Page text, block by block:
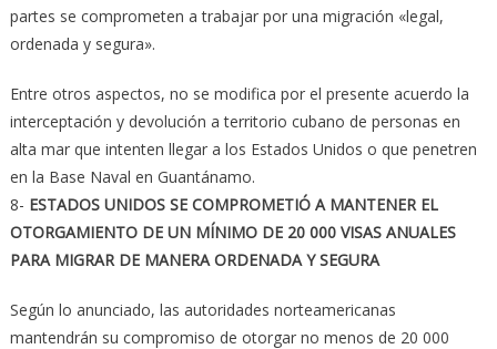
partes se comprometen a trabajar por una migración «legal,
ordenada y segura».
Entre otros aspectos, no se modifica por el presente acuerdo la
interceptación y devolución a territorio cubano de personas en
alta mar que intenten llegar a los Estados Unidos o que penetren
en la Base Naval en Guantánamo.
8- ESTADOS UNIDOS SE COMPROMETIÓ A MANTENER EL
OTORGAMIENTO DE UN MÍNIMO DE 20 000 VISAS ANUALES
PARA MIGRAR DE MANERA ORDENADA Y SEGURA
Según lo anunciado, las autoridades norteamericanas
mantendrán su compromiso de otorgar no menos de 20 000